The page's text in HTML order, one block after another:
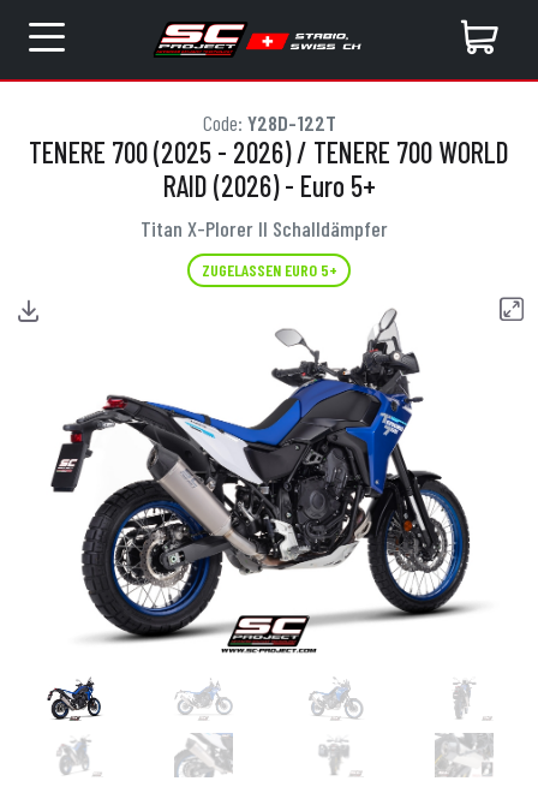
Code: Y28D-122T
TENERE 700 (2025 - 2026) / TENERE 700 WORLD
RAID (2026) - Euro 5+
Titan X-Plorer II Schalldämpfer
ZUGELASSEN EURO 5+